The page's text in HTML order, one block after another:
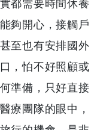
都需要時間休養
夠開心，接觸戶
至也有安排國外
，怕不好照顧或
準備，只好直接
療團隊的眼中，